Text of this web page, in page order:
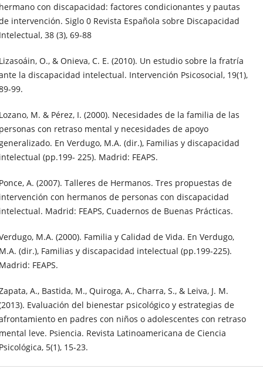
con discapacidad: factores condicionantes y pautas
intervención. Siglo 0 Revista Española sobre Discapacidad
38 (3), 69-88
O., & Onieva, C. E. (2010). Un estudio sobre la fratría
la discapacidad intelectual. Intervención Psicosocial, 19(1),
99.
M. & Pérez, I. (2000). Necesidades de la familia de las
con retraso mental y necesidades de apoyo
En Verdugo, M.A. (dir.), Familias y discapacidad
(pp.199- 225). Madrid: FEAPS.
A. (2007). Talleres de Hermanos. Tres propuestas de
con hermanos de personas con discapacidad
Madrid: FEAPS, Cuadernos de Buenas Prácticas.
M.A. (2000). Familia y Calidad de Vida. En Verdugo,
(dir.), Familias y discapacidad intelectual (pp.199-225).
FEAPS.
A., Bastida, M., Quiroga, A., Charra, S., & Leiva, J. M.
Evaluación del bienestar psicológico y estrategias de
en padres con niños o adolescentes con retraso
leve. Psiencia. Revista Latinoamericana de Ciencia
5(1), 15-23.